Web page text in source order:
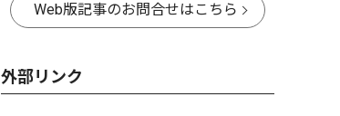
Web版記事のお問合せはこちら
外部リンク